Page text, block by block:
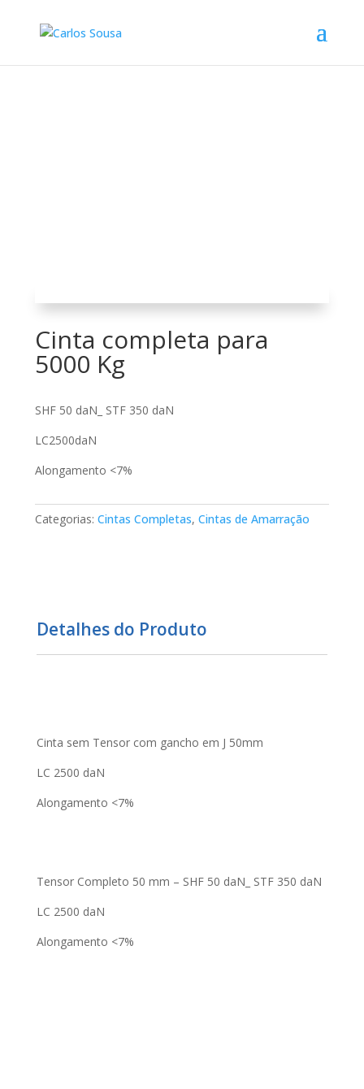
Cinta completa para
5000 Kg
SHF 50 daN_ STF 350 daN
LC2500daN
Alongamento <7%
Categorias: Cintas Completas, Cintas de Amarração
Detalhes do Produto
Cinta sem Tensor com gancho em J 50mm
LC 2500 daN
Alongamento <7%
Tensor Completo 50 mm – SHF 50 daN_ STF 350 daN
LC 2500 daN
Alongamento <7%